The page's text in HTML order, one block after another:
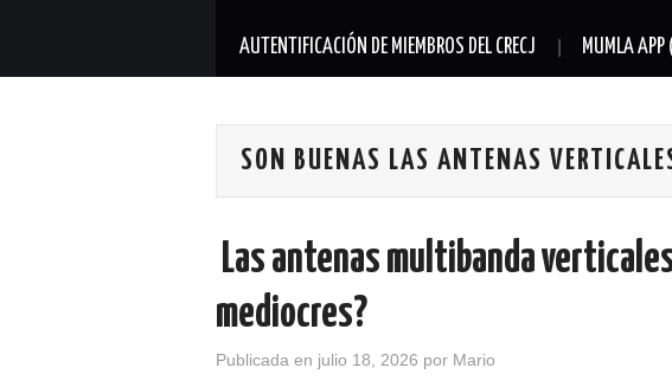
AUTENTIFICACIÓN DE MIEMBROS DEL CRECJ MUMLA APP
SON BUENAS LAS ANTENAS
Las antenas multibanda
mediocres?
Publicada en julio 18, 2026 por Mario